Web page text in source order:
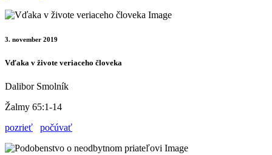
3. november 2019
Vďaka v živote veriaceho človeka
Dalibor Smolník
Žalmy 65:1-14
pozrieť
počúvať